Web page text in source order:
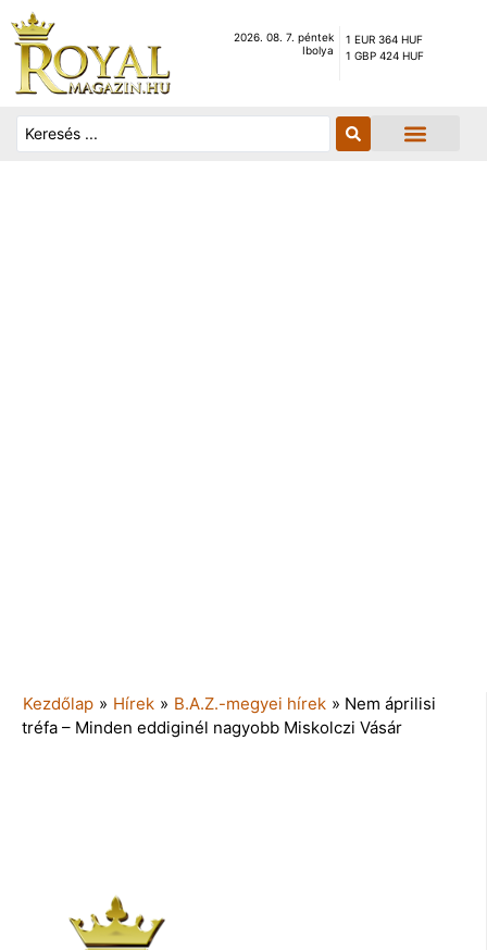
2026. 08. 7. péntek
Ibolya
1 EUR 364 HUF
1 GBP 424 HUF
Kezdőlap » Hírek » B.A.Z.-megyei hírek » Nem áprilisi
tréfa – Minden eddiginél nagyobb Miskolczi Vásár